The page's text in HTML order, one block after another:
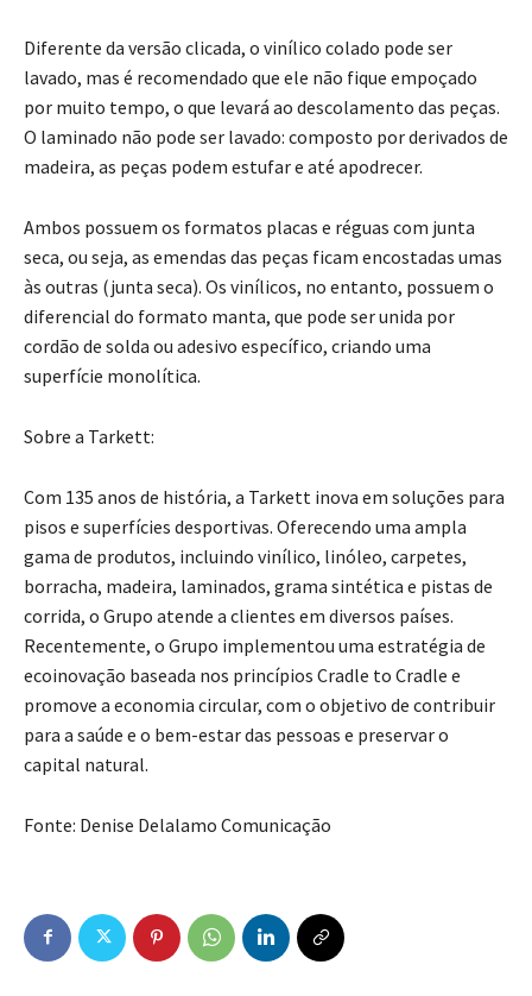
Diferente da versão clicada, o vinílico colado pode ser
lavado, mas é recomendado que ele não fique empoçado
por muito tempo, o que levará ao descolamento das peças.
O laminado não pode ser lavado: composto por derivados de
madeira, as peças podem estufar e até apodrecer.
Ambos possuem os formatos placas e réguas com junta
seca, ou seja, as emendas das peças ficam encostadas umas
às outras (junta seca). Os vinílicos, no entanto, possuem o
diferencial do formato manta, que pode ser unida por
cordão de solda ou adesivo específico, criando uma
superfície monolítica.
Sobre a Tarkett:
Com 135 anos de história, a Tarkett inova em soluções para
pisos e superfícies desportivas. Oferecendo uma ampla
gama de produtos, incluindo vinílico, linóleo, carpetes,
borracha, madeira, laminados, grama sintética e pistas de
corrida, o Grupo atende a clientes em diversos países.
Recentemente, o Grupo implementou uma estratégia de
ecoinovação baseada nos princípios Cradle to Cradle e
promove a economia circular, com o objetivo de contribuir
para a saúde e o bem-estar das pessoas e preservar o
capital natural.
Fonte: Denise Delalamo Comunicação